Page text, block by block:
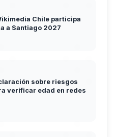
Chile participa
a Santiago 2027
sobre riesgos
verificar edad en redes